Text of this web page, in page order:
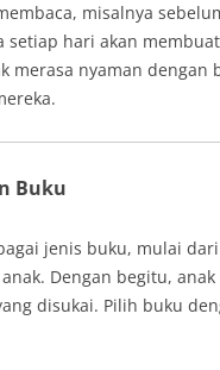
misalnya
setiap hari akan
merasa nyaman dengan
Buku
jenis buku, mulai
Dengan begitu,
disukai. Pilih buku